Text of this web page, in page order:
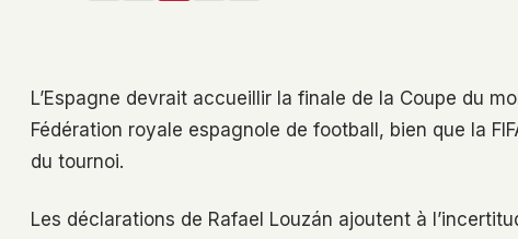
L’Espagne devrait accueillir la finale de la Coupe du
Fédération royale espagnole de football, bien que la
du tournoi.
Les déclarations de Rafael Louzán ajoutent à